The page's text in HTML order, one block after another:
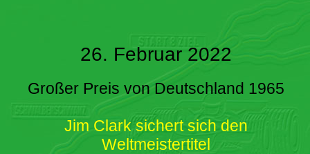
26. Februar 2022
Großer Preis von Deutschland 1965
Jim Clark sichert sich den
Weltmeistertitel